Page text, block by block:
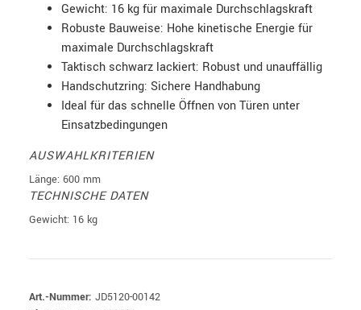
Gewicht: 16 kg für maximale Durchschlagskraft
Robuste Bauweise: Hohe kinetische Energie für
maximale Durchschlagskraft
Taktisch schwarz lackiert: Robust und unauffällig
Handschutzring: Sichere Handhabung
Ideal für das schnelle Öffnen von Türen unter
Einsatzbedingungen
AUSWAHLKRITERIEN
Länge: 600 mm
TECHNISCHE DATEN
Gewicht: 16 kg
Art.-Nummer: JD5120-00142